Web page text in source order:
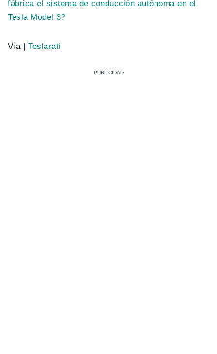
fábrica el sistema de conducción autónoma en el
Tesla Model 3?
Vía |Teslarati